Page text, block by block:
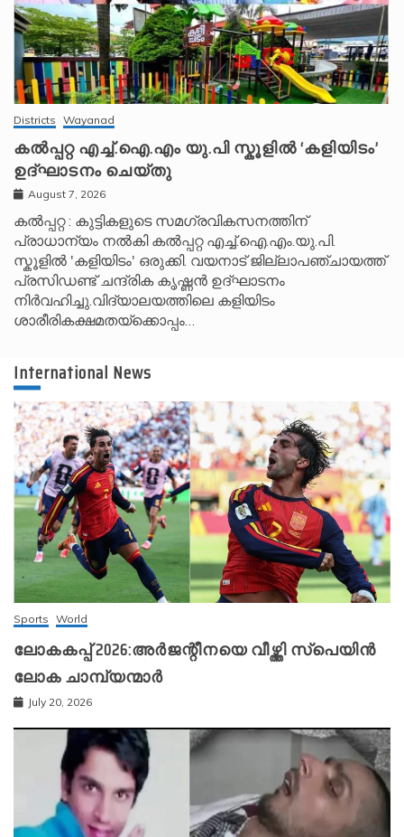
Districts Wayanad
കൽപ്പറ്റ എച്ച്.ഐ.എം യു.പി സ്കൂ‌ളിൽ ‘കളിയിടം’
ഉദ്ഘാടനം ചെയ്തു
August 7, 2026
കൽപ്പറ്റ : കുട്ടികളുടെ സമഗ്രവികസനത്തിന്
പ്രാധാന്യം നൽകി കൽപ്പറ്റ എച്ച്.ഐ.എം.യു.പി.
സ്കൂ‌ളിൽ 'കളിയിടം' ഒരുക്കി. വയനാട് ജില്ലാപഞ്ചായത്ത്
പ്രസിഡണ്ട് ചന്ദ്രിക കൃഷ്ണൻ ഉദ്ഘാടനം
നിർവഹിച്ചു.വിദ്യാലയത്തിലെ കളിയിടം
ശാരീരികക്ഷമതയ്‌ക്കൊപ്പം…
International News
Sports World
ലോകകപ്പ് 2026:അർജന്റീനയെ വീഴ്ത്തി സ്‌പെയിൻ
ലോക ചാമ്പ്യന്മാർ
July 20, 2026